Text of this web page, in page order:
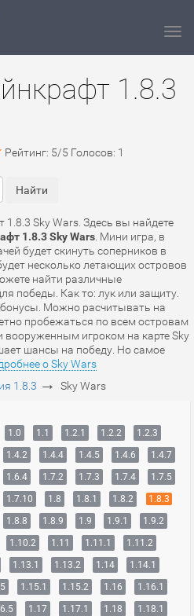
1.8.3
Рейтинг: 5/5 Голосов: 1
1.8.3 Sky Wars. Здесь вы найдете
1.8.3 Sky Wars . Мини игра, в
будет скинуть соперников в
несколько летающих островов
найти различные
победы. Как то: лук или защиту.
Можно расчитывать на
пробежаться по всем островам
игроком на карте Sky
шансы на победу. Но самое
о Sky Wars
1.8.3 → Sky Wars
1.0 1.1 1.2.1 1.2.2
1.2.3
1.4.2 1.4.4 1.4.5 1.4.6
1.4.7
1.6.4 1.7.2 1.7.3 1.7.4
1.7.5
1.7.10 1.8 1.8.1 1.8.2
1.8.3
1.8.8 1.8.9 1.9 1.9.1
1.9.2
1.10.2 1.11 1.11.1
1.11.2
1.13.1 1.13.2 1.14
1.14.1
1.15.1 1.15.2 1.16
1.16.1
1.17 1.17.1 1.18
1.18.1